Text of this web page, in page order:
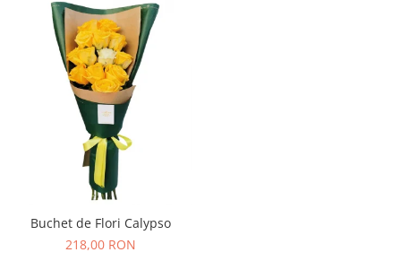
Buchet de Flori Calypso
218,00 RON